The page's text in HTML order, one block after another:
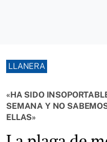
LLANERA
«HA SIDO
SEMANA Y NO
ELLAS»